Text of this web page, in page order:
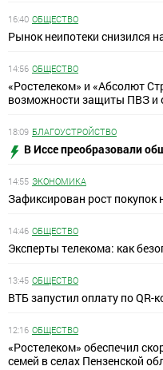
16:40 ОБЩЕСТВО
Рынок неипотеки снизился
14:56 ОБЩЕСТВО
«Ростелеком» и «Абсолют
возможности защиты ПВЗ и
18:09 БЛАГОУСТРОЙСТВО
В Иссе преобразовали
14:55 ЭКОНОМИКА
Зафиксирован рост
14:46 ОБЩЕСТВО
Эксперты телекома: как
13:45 ОБЩЕСТВО
ВТБ запустил оплату по QR-
12:16 ОБЩЕСТВО
«Ростелеком» обеспечил
семей в селах Пензенской